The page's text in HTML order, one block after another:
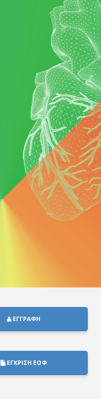
ΕΓΓΡΑΦΗ
ΕΓΚΡΙΣΗ ΕΟΦ